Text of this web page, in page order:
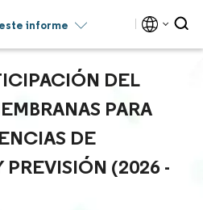
informe
DEL
PARA
DE
(2026 -